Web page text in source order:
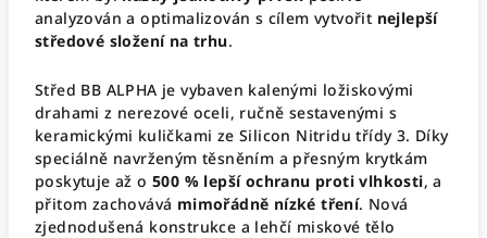
analyzován a optimalizován s cílem vytvořit nejlepší
středové složení na trhu.
Střed BB ALPHA je vybaven kalenými ložiskovými
drahami z nerezové oceli, ručně sestavenými s
keramickými kuličkami ze Silicon Nitridu třídy 3. Díky
speciálně navrženým těsněním a přesným krytkám
poskytuje až o500 % lepší ochranu proti vlhkosti, a
přitom zachovává mimořádně nízké tření. Nová
zjednodušená konstrukce a lehčí miskové tělo